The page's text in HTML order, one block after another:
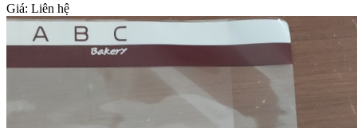
Giá: Liên hệ